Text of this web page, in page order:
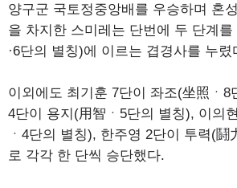
양구군 국토정중앙배를 우승하며 혼
을 차지한 스미레는 단번에 두 단계
·6단의 별칭)에 이르는 겹경사를 누렸
이외에도 최기훈 7단이 좌조(坐照ㆍ8
4단이 용지(用智ㆍ5단의 별칭), 이의
ㆍ4단의 별칭), 한주영 2단이 투력(鬪
로 각각 한 단씩 승단했다.